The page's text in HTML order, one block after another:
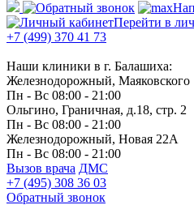
Перейти в
+7 (499) 370 41 73
Наши клиники в г. Балашиха:
Железнодорожный, Маяковского
Пн - Вс 08:00 - 21:00
Ольгино, Граничная, д.18, стр. 2
Пн - Вс 08:00 - 21:00
Железнодорожный, Новая 22А
Пн - Вс 08:00 - 21:00
Вызов врача ДМС
+7 (495) 308 36 03
Обратный звонок